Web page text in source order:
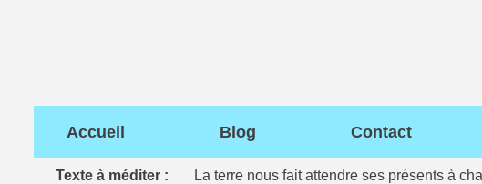
Accueil Blog Contact
Texte à méditer : La terre nous fait attendre ses présents à